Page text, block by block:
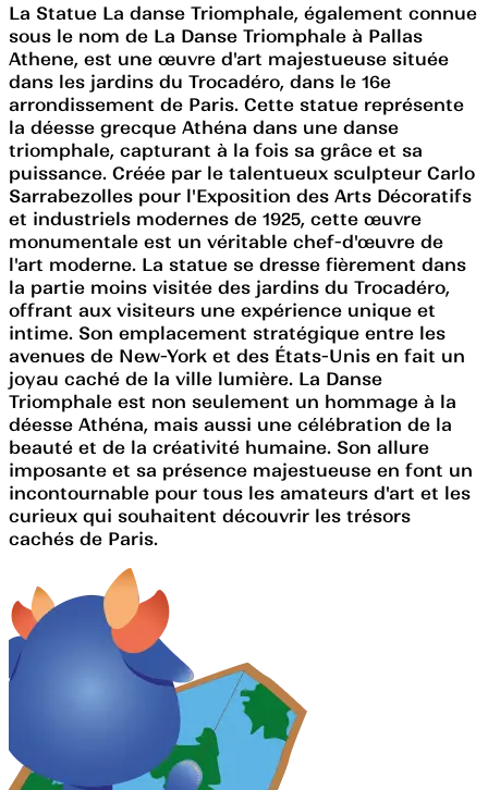
La Statue La danse Triomphale, également connue
sous le nom de La Danse Triomphale à Pallas
Athene, est une œuvre d'art majestueuse située
dans les jardins du Trocadéro, dans le 16e
arrondissement de Paris. Cette statue représente
la déesse grecque Athéna dans une danse
triomphale, capturant à la fois sa grâce et sa
puissance. Créée par le talentueux sculpteur Carlo
Sarrabezolles pour l'Exposition des Arts Décoratifs
et industriels modernes de 1925, cette œuvre
monumentale est un véritable chef-d'œuvre de
l'art moderne. La statue se dresse fièrement dans
la partie moins visitée des jardins du Trocadéro,
offrant aux visiteurs une expérience unique et
intime. Son emplacement stratégique entre les
avenues de New-York et des États-Unis en fait un
joyau caché de la ville lumière. La Danse
Triomphale est non seulement un hommage à la
déesse Athéna, mais aussi une célébration de la
beauté et de la créativité humaine. Son allure
imposante et sa présence majestueuse en font un
incontournable pour tous les amateurs d'art et les
curieux qui souhaitent découvrir les trésors
cachés de Paris.